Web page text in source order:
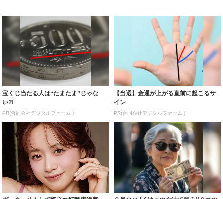
宝くじ当たる人は“たまたま”じゃな
い?!
PR(合同会社デジタルファーム )
【当選】金運が上がる直前に起こるサ
イン
PR(合同会社デジタルファーム )